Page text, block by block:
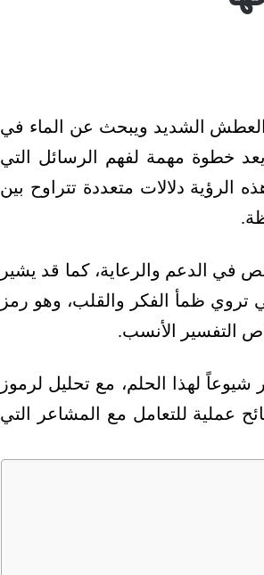
الشديد ويبحث عن الماء في
خطوة مهمة لفهم الرسائل التي
الرؤية دلالات متعددة تتراوح بين
في الدعم والرعاية، كما قد يشير
تروي ظمأ الفكر والقلب، وهو رمز
التفسير الأنسب.
شيوعاً لهذا الحلم، مع تحليل لرموز
عملية للتعامل مع المشاعر التي